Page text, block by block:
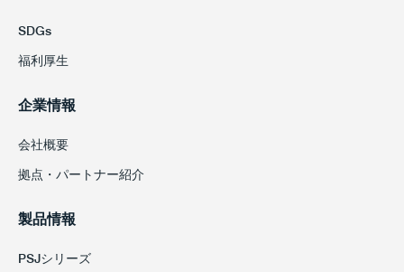
SDGs
福利厚生
企業情報
会社概要
拠点・パートナー紹介
製品情報
PSJシリーズ